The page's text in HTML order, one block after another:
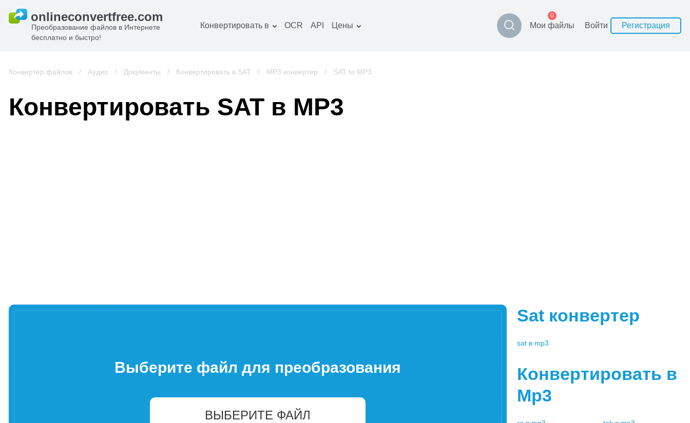
Преобразование файлов в Интернете
бесплатно и быстро!
Конвертировать в
конвертер
Книги конвертер
OCR API Цены Мои файлы
0
Войти Регистрация
Конвертер файлов / Аудио / Документы / Конвертировать в SAT / MP3 конвертер / SAT to MP3
Конвертировать SAT в MP3
Выберите файл для преобразования
ВЫБЕРИТЕ ФАЙЛ
Sat конвертер
sat в mp3
Конвертировать в
Mp3